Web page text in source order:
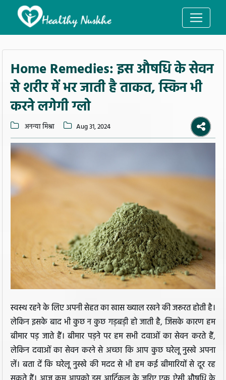
Home Remedies: इस औषधि के सेवन
से शरीर में भर जाती है ताकत, स्किन भी
करने लगेगी ग्लो
अनन्या मिश्रा Aug 31, 2024
स्वस्थ रहने के लिए अपनी सेहत का खास ख्याल रखने की जरूरत होती है।
लेकिन इसके बाद भी कुछ न कुछ गड़बड़ी हो जाती है, जिसके कारण हम
बीमार पड़ जाते हैं। बीमार पड़ने पर हम सभी दवाओं का सेवन करते हैं,
लेकिन दवाओं का सेवन करने से अच्छा कि आप कुछ घरेलू नुस्खे अपना
लें। बता दें कि घरेलू नुस्खे की मदद से भी हम कई बीमारियों से दूर रह